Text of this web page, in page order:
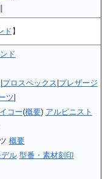
ド 】
ド
プロスペックス プレザージ
ツ
コー(概要) アルピニスト
概要
ル 型番・素材刻印